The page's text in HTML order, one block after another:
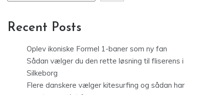
Recent Posts
Oplev ikoniske Formel 1-baner som ny fan
Sådan vælger du den rette løsning til fliserens i
Silkeborg
Flere danskere vælger kitesurfing og sådan har